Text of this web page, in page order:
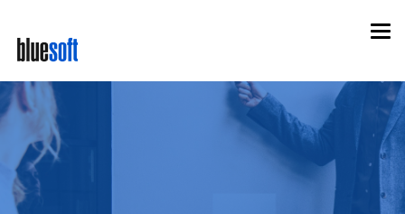
main
content